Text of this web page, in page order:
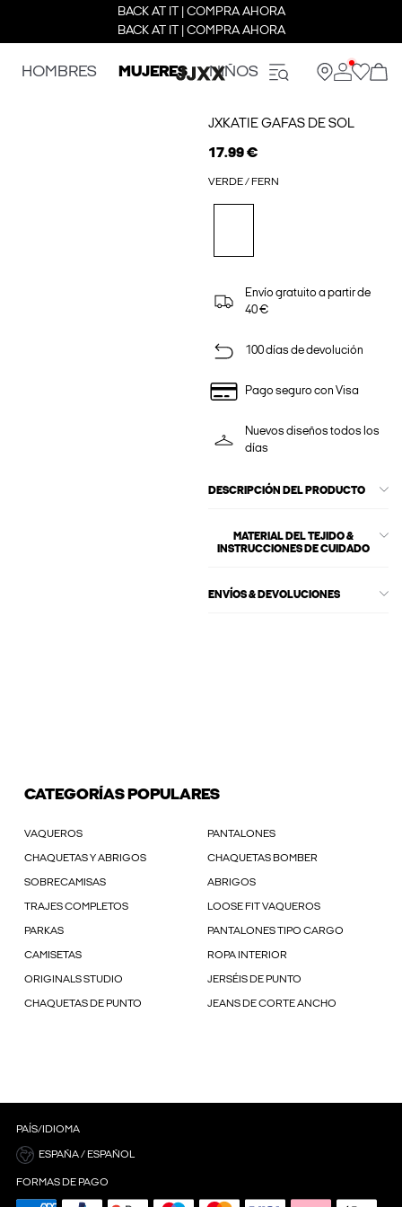
BACK AT IT | COMPRA AHORA
BACK AT IT | COMPRA AHORA
HOMBRES MUJERES NIÑOS
JXKATIE GAFAS DE SOL
17.99 €
VERDE / FERN
Envío gratuito a partir de
40 €
100 días de devolución
Pago seguro con Visa
Nuevos diseños todos los
días
DESCRIPCIÓN DEL PRODUCTO
MATERIAL DEL TEJIDO &
INSTRUCCIONES DE CUIDADO
ENVÍOS & DEVOLUCIONES
CATEGORÍAS POPULARES
VAQUEROS PANTALONES
CHAQUETAS Y ABRIGOS CHAQUETAS BOMBER
SOBRECAMISAS ABRIGOS
TRAJES COMPLETOS LOOSE FIT VAQUEROS
PARKAS PANTALONES TIPO CARGO
CAMISETAS ROPA INTERIOR
ORIGINALS STUDIO JERSÉIS DE PUNTO
CHAQUETAS DE PUNTO JEANS DE CORTE ANCHO
PAÍS/IDIOMA
ESPAÑA / ESPAÑOL
FORMAS DE PAGO